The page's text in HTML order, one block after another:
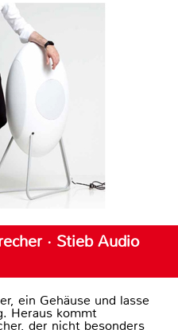
· Stieb Audio
ein Gehäuse und lasse
Heraus kommt
der nicht besonders